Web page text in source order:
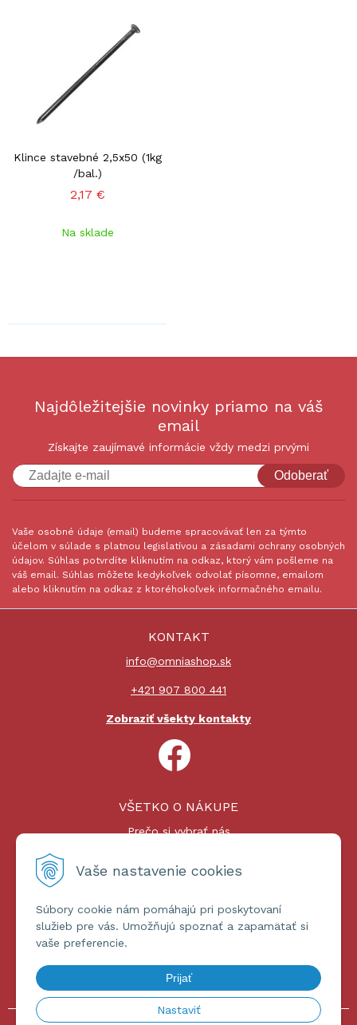
Vaše nastavenie cookies
Súbory cookie nám pomáhajú pri poskytovaní
služieb pre vás. Umožňujú spoznať a zapamätať si
vaše preferencie.
Prijať
Nastaviť
Klince stavebné 2,5x50 (1kg
/bal.)
2,17 €
Na sklade
Najdôležitejšie novinky priamo na váš
email
Získajte zaujímavé informácie vždy medzi prvými
Odoberať
Vaše osobné údaje (email) budeme spracovávať len za týmto
účelom v súlade s platnou legislatívou a zásadami ochrany osobných
údajov. Súhlas potvrdíte kliknutím na odkaz, ktorý vám pošleme na
váš email. Súhlas môžete kedykoľvek odvolať písomne, emailom
alebo kliknutím na odkaz z ktoréhokoľvek informačného emailu.
KONTAKT
info@omniashop.sk
+421 907 800 441
Zobraziť všekty kontakty
VŠETKO O NÁKUPE
Prečo si vybrať nás
Platby a doprava
ĎALŠIE INFORMÁCIE
Obchodné podmienky
Ochrana osobných údajov